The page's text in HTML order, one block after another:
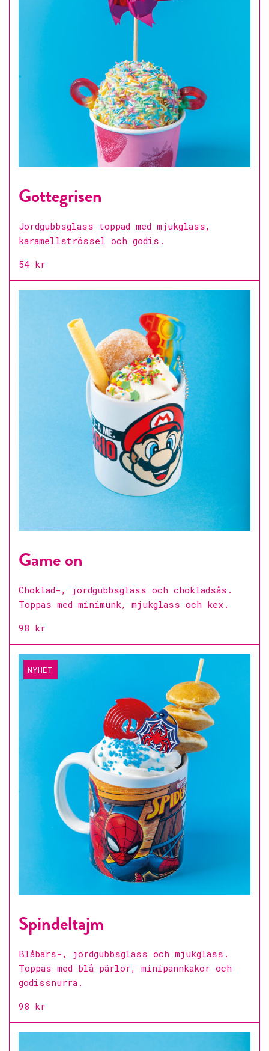
Gottegrisen
Jordgubbsglass toppad med mjukglass,
karamellströssel och godis.
54 kr
Game on
Choklad-, jordgubbsglass och chokladsås.
Toppas med minimunk, mjukglass och kex.
98 kr
NYHET
Spindeltajm
Blåbärs-, jordgubbsglass och mjukglass.
Toppas med blå pärlor, minipannkakor och
godissnurra.
98 kr